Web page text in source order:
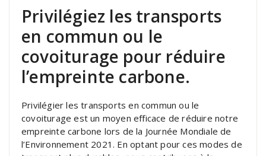
Privilégiez les transports
en commun ou le
covoiturage pour réduire
l’empreinte carbone.
Privilégier les transports en commun ou le
covoiturage est un moyen efficace de réduire notre
empreinte carbone lors de la Journée Mondiale de
l’Environnement 2021. En optant pour ces modes de